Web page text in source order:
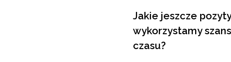
Jakie jeszcze
wykorzystamy
czasu?